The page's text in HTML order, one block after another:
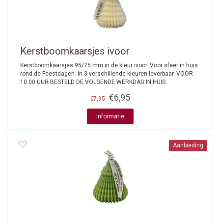
Kerstboomkaarsjes ivoor
Kerstboomkaarsjes 95/75 mm in de kleur ivoor. Voor sfeer in huis
rond de Feestdagen. In 3 verschillende kleuren leverbaar. VOOR
10.00 UUR BESTELD DE VOLGENDE WERKDAG IN HUIS.
€7,95 €6,95
Informatie
Aanbieding